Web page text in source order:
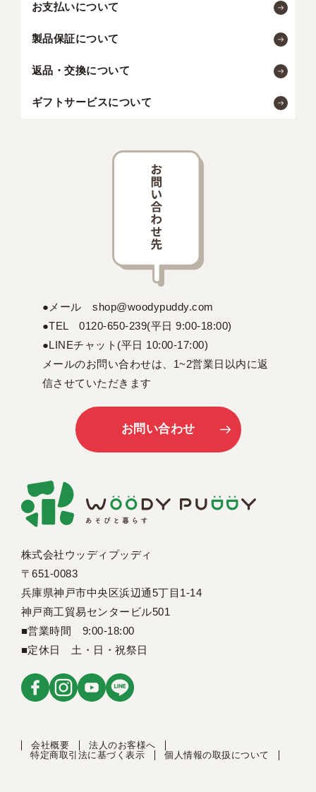
お支払いについて
製品保証について
返品・交換について
ギフトサービスについて
株式会社ウッディプッディ
〒651-0083
兵庫県神戸市中央区浜辺通5丁目1-14
神戸商工貿易センタービル501
■営業時間 9:00-18:00
■定休日 土・日・祝祭日
●メール shop@woodypuddy.com
●TEL 0120-650-239(平日 9:00-18:00)
●LINEチャット(平日 10:00-17:00)
メールのお問い合わせは、1~2営業日以内に返
信させていただきます
お問い合わせ
会社概要
法人のお客様へ
特定商取引法に基づく表示
個人情報の取扱について